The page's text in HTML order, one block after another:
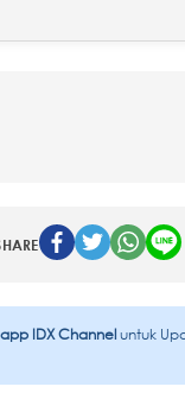
IDX Channeluntuk